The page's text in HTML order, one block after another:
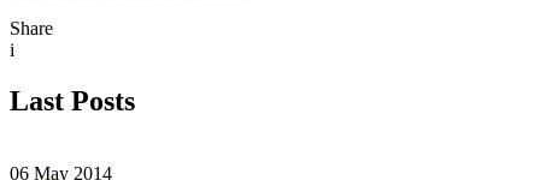
Share
i
Last Posts
06 May 2014